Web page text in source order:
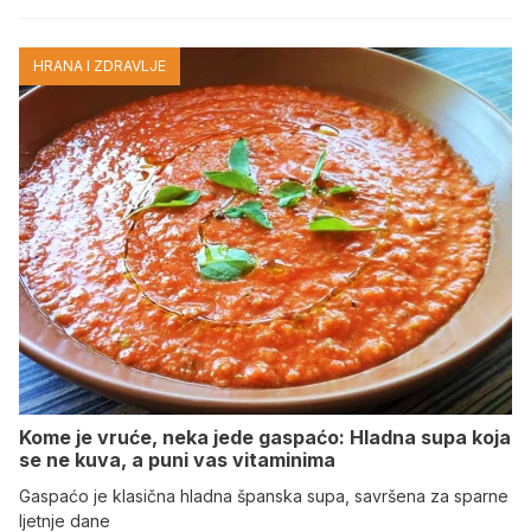
HRANA I ZDRAVLJE
Kome je vruće, neka jede gaspaćo: Hladna supa koja
se ne kuva, a puni vas vitaminima
Gaspaćo je klasična hladna španska supa, savršena za sparne
ljetnje dane